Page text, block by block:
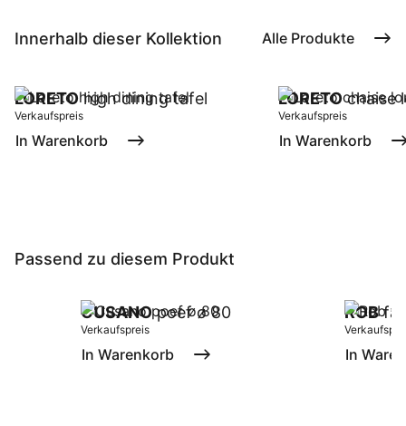
Innerhalb dieser Kollektion Alle Produkte
LORETOhigh dining tafel
Verkaufspreis
In Warenkorb
LORETOchaise
Verkaufspreis
In Warenkorb
Passend zu diesem Produkt
CUSANOpoef ø 80
Verkaufspreis
In Warenkorb
ROB
In